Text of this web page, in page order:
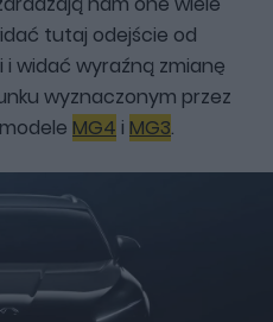
tutaj odejście od
widać wyraźną zmianę
wyznaczonym przez
MG4 i MG3.